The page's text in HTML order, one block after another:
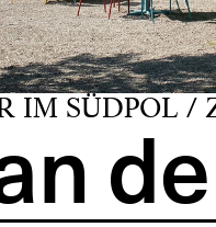
IM SÜDPOL /